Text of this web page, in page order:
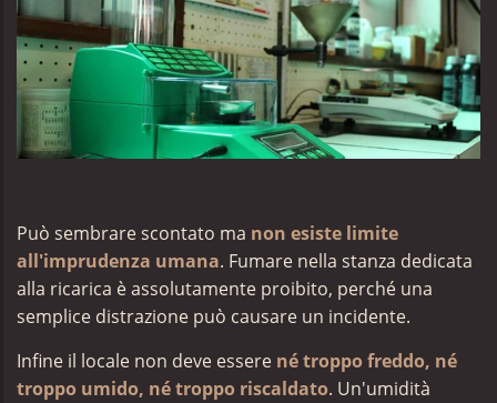
Può sembrare scontato ma non esiste limite
all'imprudenza umana. Fumare nella stanza dedicata
alla ricarica è assolutamente proibito, perché una
semplice distrazione può causare un incidente.
Infine il locale non deve essere né troppo freddo, né
troppo umido, né troppo riscaldato. Un'umidità